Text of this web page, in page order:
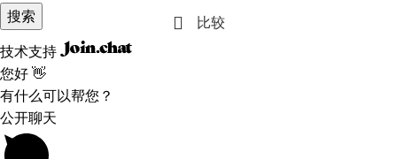
搜索
比较
技术支持
您好 👋
有什么可以帮您？
公开聊天